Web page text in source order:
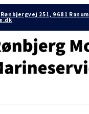
Rønbjergvej 251, 9681 Ranum